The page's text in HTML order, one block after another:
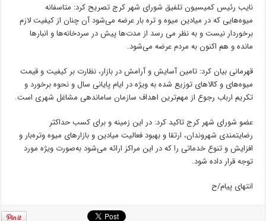
نایب رئیس کمیسیون تلفیق شورای شهر کرج تصریح کرد: متاسفانه
میوه‌هایی که در میادین میوه و تره بار عرضه می‌شود آن چنان از کیفیت لازم
برخوردار نیست و به نظر می رسد از مدت‌ها پیش در سردخانه‌ها و انبارها
مانده و هم اکنون به مردم عرضه می‌شود.
قهرمانی بیان کرد: تامین آسایش و آرامش در بازار، نظارت بر کیفیت و قیمت
میوه‌های و کالاهای توزیع شده به ویژه در ایام پایانی سال و نحوه برخورد و
تکریم ارباب رجوع از مهم‌ترین اهداف سازمان ساماندهی مشاغل شهری است.
عضو شورای شهر کرج تاکید کرد: در این زمینه و برای کسب حداکثر
رضایتمندی شهروندان، ارتقا و بهبود فعالیت میادین و بازارهای میوه وتره‌بار و
افزایش و تنوع خدماتی را که در این مراکز ارائه می‌شود به‌صورت ویژه مورد
توجه قرار داده‌ شود.
انتهای پیام/ح